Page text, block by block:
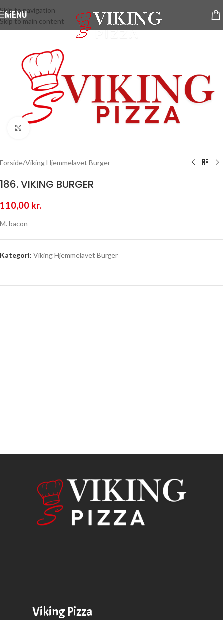
Skip to navigation
Skip to main content
MENU
Forside/Viking Hjemmelavet Burger
186. VIKING BURGER
110,00 kr.
M. bacon
Kategori: Viking Hjemmelavet Burger
Viking Pizza